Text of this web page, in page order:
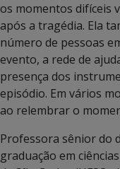
os momentos difíceis
após a tragédia. Ela
número de pessoas
evento, a rede de
presença dos
episódio. Em vários
ao relembrar o
Professora sênior do
graduação em